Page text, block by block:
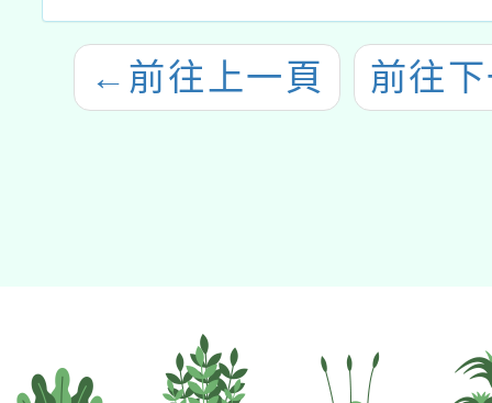
← 前往上一頁 前往